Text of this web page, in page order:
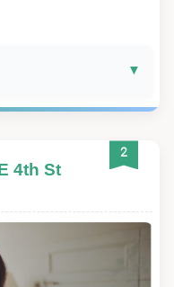
2
4th St